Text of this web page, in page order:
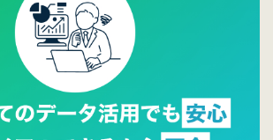
Facebookページを開設しました。詳細は
ら。
ウレコンサイトリリースしました。